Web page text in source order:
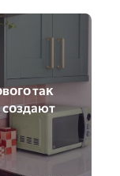
таĸ
сοздают